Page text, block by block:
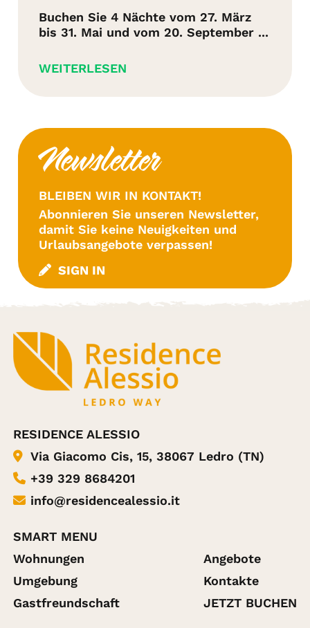
Buchen Sie 4 Nächte vom 27. März
bis 31. Mai und vom 20. September ...
WEITERLESEN
Newsletter
BLEIBEN WIR IN KONTAKT!
Abonnieren Sie unseren Newsletter,
damit Sie keine Neuigkeiten und
Urlaubsangebote verpassen!
SIGN IN
RESIDENCE ALESSIO
Via Giacomo Cis, 15, 38067 Ledro (TN)
+39 329 8684201
info@residencealessio.it
SMART MENU
Wohnungen
Umgebung
Gastfreundschaft
Angebote
Kontakte
JETZT BUCHEN